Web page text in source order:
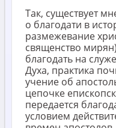
Так, существует
о благодати в
размежевание
священство
благодать на
Духа, практика
учение об
цепочке
передается
условием